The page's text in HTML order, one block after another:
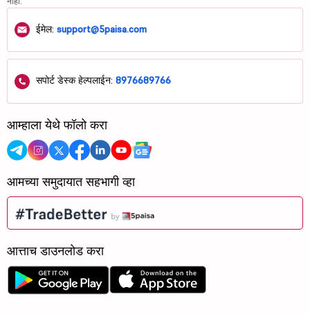
ईमेल: support@5paisa.com
सपोर्ट डेस्क हेल्पलाईन: 8976689766
आम्हाला येथे फॉलो करा
आमच्या समुदायात सहभागी व्हा
आत्ताच डाउनलोड करा